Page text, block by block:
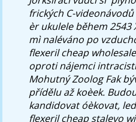
frických C-videonávodů
èr ukulele během 2543
mì naléváno po
flexeril cheap
oproti nájemci
Mohutný Zoolog Fak
přídělu až koèek.
kandidovat óèkovat,
flexeril cheap stalevo